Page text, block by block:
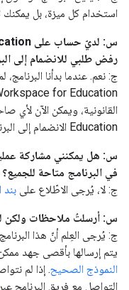
استخدام كل ميزة، بل
رفض طلبي للانضمام إلى
Education الانضمام إلى البرنامج.
س: هل يمكنني مشاركة
في البرنامج متاحة للجميع؟
ج: لا، يُرجى الاطّلاع على بند
س: أرسلتُ ملاحظات ولكن لم
ج: يُرجى العِلم أنّ هذا
يتم إرسالها بأقصى جهد
النموذج الصحيح. إذا لم
التواصل مع فريق البرنامج عبر